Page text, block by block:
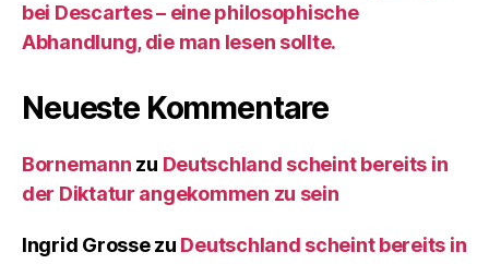
bei Descartes – eine philosophische
Abhandlung, die man lesen sollte.
Neueste Kommentare
Bornemann zu Deutschland scheint bereits in
der Diktatur angekommen zu sein
Ingrid Grossezu Deutschland scheint bereits in